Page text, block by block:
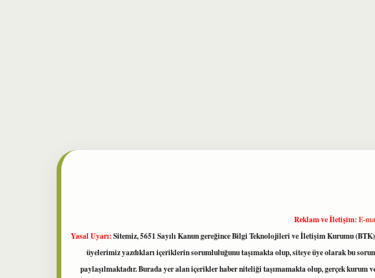
Reklam ve İletişim:E-
Yasal Uyarı:Sitemiz, 5651 Sayılı Kanun gereğince Bilgi Teknolojileri ve İletişim Kurumu
üyelerimiz yazdıkları içeriklerin sorumluluğunu taşımakta olup, siteye üye olarak bu
paylaşılmaktadır. Burada yer alan içerikler haber niteliği taşımamakta olup, gerçek kurum